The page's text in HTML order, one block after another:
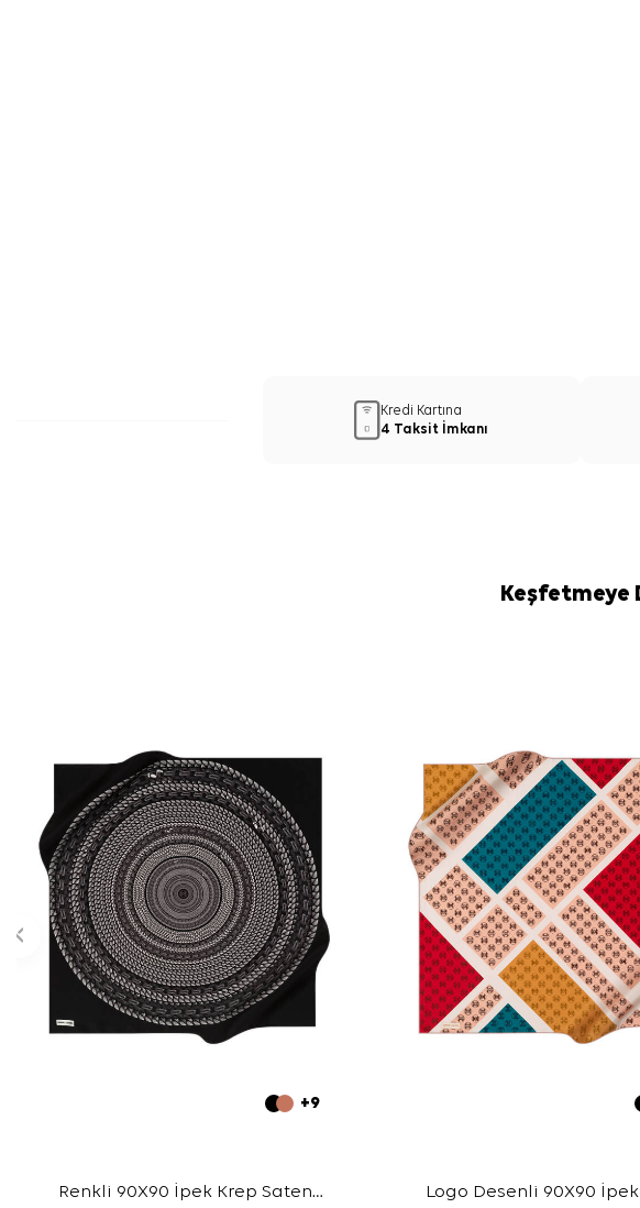
Kredi Kartına
4 Taksit İmkanı
Keşfetmeye
+9
Renkli 90X90 İpek Krep Saten
Logo Desenli 90X90